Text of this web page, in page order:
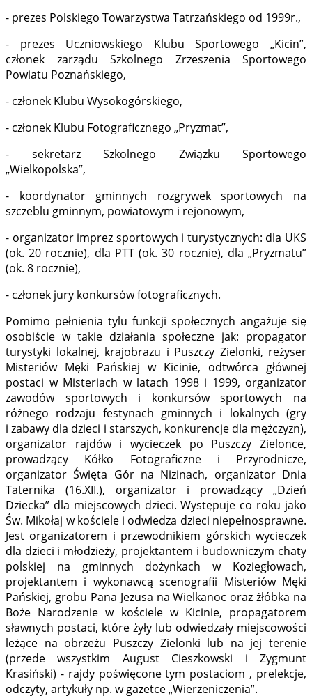
- prezes Polskiego Towarzystwa Tatrzańskiego od 1999r.,
- prezes Uczniowskiego Klubu Sportowego „Kicin”,
członek zarządu Szkolnego Zrzeszenia Sportowego
Powiatu Poznańskiego,
- członek Klubu Wysokogórskiego,
- członek Klubu Fotograficznego „Pryzmat”,
- sekretarz Szkolnego Związku Sportowego
„Wielkopolska”,
- koordynator gminnych rozgrywek sportowych na
szczeblu gminnym, powiatowym i rejonowym,
- organizator imprez sportowych i turystycznych: dla UKS
(ok. 20 rocznie), dla PTT (ok. 30 rocznie), dla „Pryzmatu”
(ok. 8 rocznie),
- członek jury konkursów fotograficznych.
Pomimo pełnienia tylu funkcji społecznych angażuje się
osobiście w takie działania społeczne jak: propagator
turystyki lokalnej, krajobrazu i Puszczy Zielonki, reżyser
Misteriów Męki Pańskiej w Kicinie, odtwórca głównej
postaci w Misteriach w latach 1998 i 1999, organizator
zawodów sportowych i konkursów sportowych na
różnego rodzaju festynach gminnych i lokalnych (gry
i zabawy dla dzieci i starszych, konkurencje dla mężczyzn),
organizator rajdów i wycieczek po Puszczy Zielonce,
prowadzący Kółko Fotograficzne i Przyrodnicze,
organizator Święta Gór na Nizinach, organizator Dnia
Taternika (16.XII.), organizator i prowadzący „Dzień
Dziecka” dla miejscowych dzieci. Występuje co roku jako
Św. Mikołaj w kościele i odwiedza dzieci niepełnosprawne.
Jest organizatorem i przewodnikiem górskich wycieczek
dla dzieci i młodzieży, projektantem i budowniczym chaty
polskiej na gminnych dożynkach w Koziegłowach,
projektantem i wykonawcą scenografii Misteriów Męki
Pańskiej, grobu Pana Jezusa na Wielkanoc oraz żłóbka na
Boże Narodzenie w kościele w Kicinie, propagatorem
sławnych postaci, które żyły lub odwiedzały miejscowości
leżące na obrzeżu Puszczy Zielonki lub na jej terenie
(przede wszystkim August Cieszkowski i Zygmunt
Krasiński) - rajdy poświęcone tym postaciom , prelekcje,
odczyty, artykuły np. w gazetce „Wierzeniczenia”.